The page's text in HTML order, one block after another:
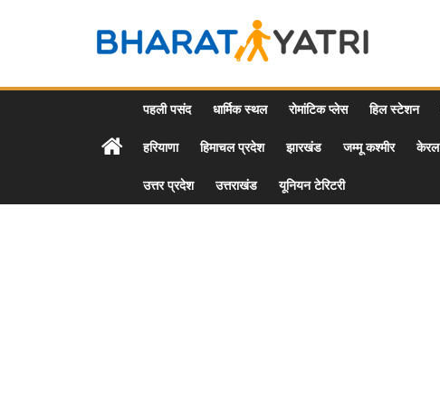
Bharat
Yatri
Tourist
पहली पसंद धार्मिक स्थल रोमांटिक प्लेस हिल स्टेशन
हरियाणा हिमाचल प्रदेश झारखंड जम्मू कश्मीर केरल
उत्तर प्रदेश उत्तराखंड यूनियन टेरिटरी